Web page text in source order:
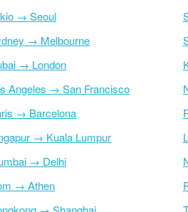
→ Seoul
→ Melbourne
→ London
Angeles → San Francisco
→ Barcelona
→ Kuala Lumpur
→ Delhi
→ Athen